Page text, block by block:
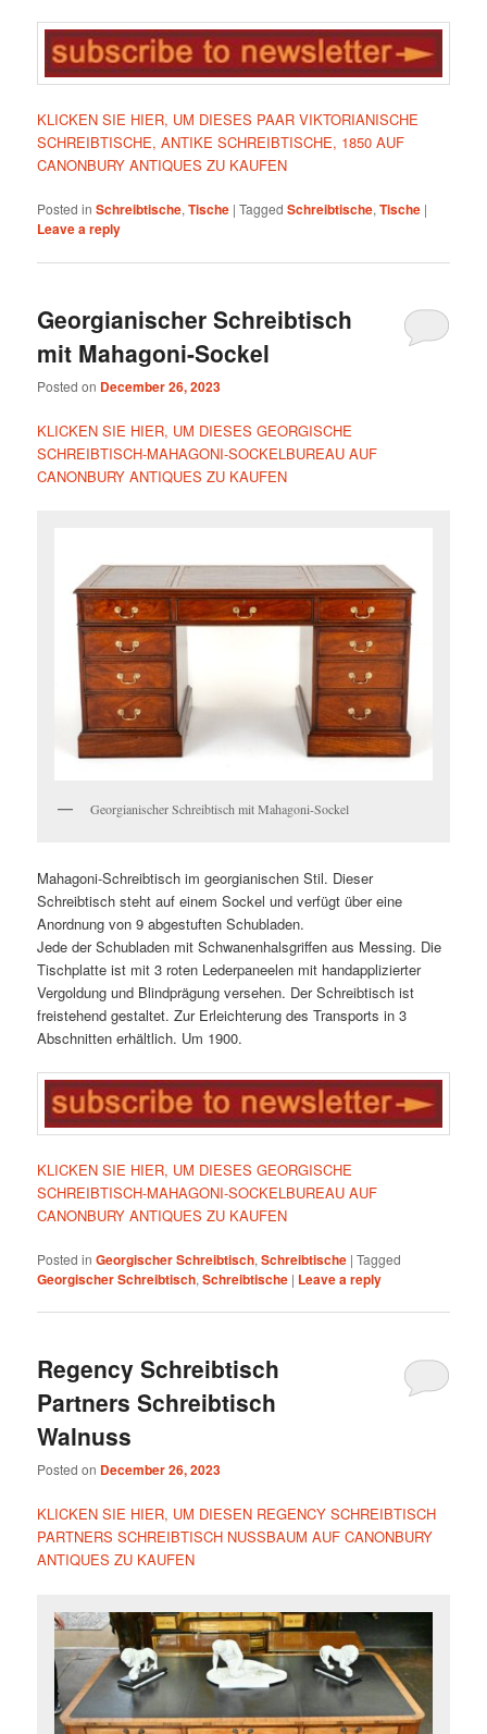
KLICKEN SIE HIER, UM DIESES PAAR VIKTORIANISCHE
SCHREIBTISCHE, ANTIKE SCHREIBTISCHE, 1850 AUF
CANONBURY ANTIQUES ZU KAUFEN
Posted in Schreibtische,Tische |Tagged Schreibtische,Tische |
Leave a reply
Georgianischer Schreibtisch
mit Mahagoni-Sockel
Posted on December 26, 2023
KLICKEN SIE HIER, UM DIESES GEORGISCHE
SCHREIBTISCH-MAHAGONI-SOCKELBUREAU AUF
CANONBURY ANTIQUES ZU KAUFEN
Georgianischer Schreibtisch mit Mahagoni-Sockel
Mahagoni-Schreibtisch im georgianischen Stil. Dieser
Schreibtisch steht auf einem Sockel und verfügt über eine
Anordnung von 9 abgestuften Schubladen.
Jede der Schubladen mit Schwanenhalsgriffen aus Messing. Die
Tischplatte ist mit 3 roten Lederpaneelen mit handapplizierter
Vergoldung und Blindprägung versehen. Der Schreibtisch ist
freistehend gestaltet. Zur Erleichterung des Transports in 3
Abschnitten erhältlich. Um 1900.
KLICKEN SIE HIER, UM DIESES GEORGISCHE
SCHREIBTISCH-MAHAGONI-SOCKELBUREAU AUF
CANONBURY ANTIQUES ZU KAUFEN
Posted in Georgischer Schreibtisch,Schreibtische |Tagged
Georgischer Schreibtisch,Schreibtische | Leave a reply
Regency Schreibtisch
Partners Schreibtisch
Walnuss
Posted on December 26, 2023
KLICKEN SIE HIER, UM DIESEN REGENCY SCHREIBTISCH
PARTNERS SCHREIBTISCH NUSSBAUM AUF CANONBURY
ANTIQUES ZU KAUFEN